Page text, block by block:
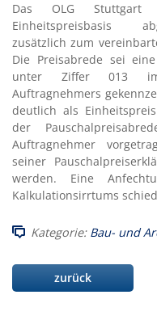
Das OLG
Einheitspreisbasis
zusätzlich zum
Die Preisabrede sei eine
unter Ziffer 013 im
Auftragnehmers
deutlich als
der
Auftragnehmer
seiner
werden. Eine
Kalkulationsirrtums
Kategorie: Bau- und
zurück